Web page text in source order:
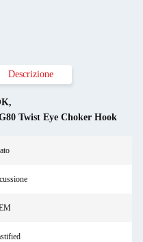
Descrizione
,
Twist Eye Choker Hook